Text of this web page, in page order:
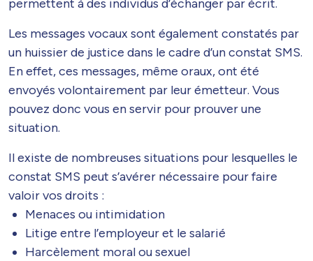
permettent à des individus d’échanger par écrit.
Les messages vocaux sont également constatés par
un huissier de justice dans le cadre d’un constat SMS.
En effet, ces messages, même oraux, ont été
envoyés volontairement par leur émetteur. Vous
pouvez donc vous en servir pour prouver une
situation.
Il existe de nombreuses situations pour lesquelles le
constat SMS peut s’avérer nécessaire pour faire
valoir vos droits :
Menaces ou intimidation
Litige entre l’employeur et le salarié
Harcèlement moral ou sexuel